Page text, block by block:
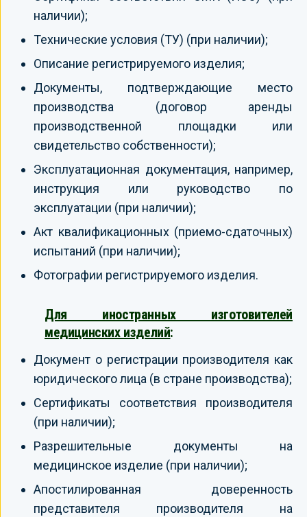
наличии);
Технические условия (ТУ) (при наличии);
Описание регистрируемого изделия;
Документы, подтверждающие место
производства (договор аренды
производственной площадки или
свидетельство собственности);
Эксплуатационная документация, например,
инструкция или руководство по
эксплуатации (при наличии);
Акт квалификационных (приемо-сдаточных)
испытаний (при наличии);
Фотографии регистрируемого изделия.
Для иностранных изготовителей
медицинских изделий:
Документ о регистрации производителя как
юридического лица (в стране производства);
Сертификаты соответствия производителя
(при наличии);
Разрешительные документы на
медицинское изделие (при наличии);
Апостилированная доверенность
представителя производителя на